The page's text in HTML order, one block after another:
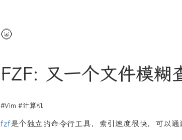
🌝
FZF: 又一个文件模糊
#Vim #计算机
fzf是个独立的命令行工具，索引速度很快，可以通